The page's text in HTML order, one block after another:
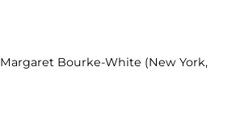
Bourke-White (New York,